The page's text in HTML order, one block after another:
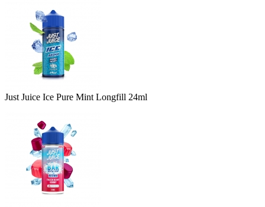
Just Juice Ice Pure Mint Longfill 24ml